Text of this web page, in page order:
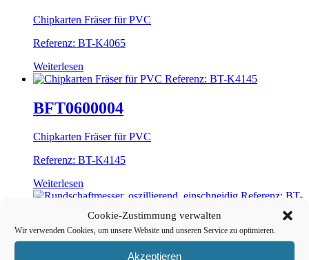
Cookie-Zustimmung verwalten
Wir verwenden Cookies, um unsere Website und unseren Service zu optimieren.
Akzeptieren
Chipkarten Fräser für PVC
Referenz: BT-K4065
Weiterlesen
BFT0600004
Chipkarten Fräser für PVC
Referenz: BT-K4145
Weiterlesen
BFT0300061